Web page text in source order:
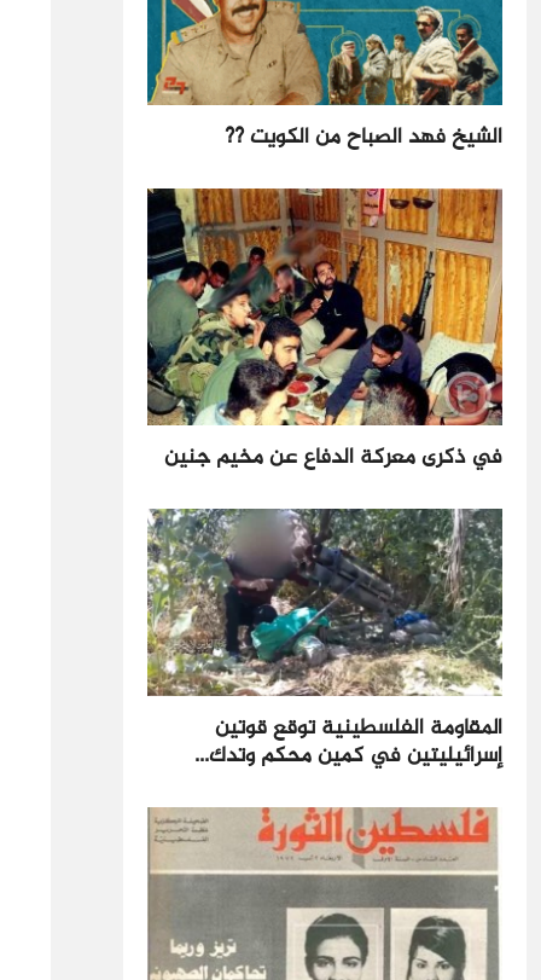
الشيخ فهد الصباح من الكويت ??
في ذكرى معركة الدفاع عن مخيم جنين
المقاومة الفلسطينية توقع قوتين
إسرائيليتين في كمين محكم وتدك...